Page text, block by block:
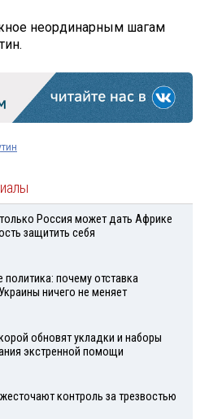
неординарным шагам
Россия может дать Африке
защитить себя
политика: почему отставка
ничего не меняет
обновят укладки и наборы
экстренной помощи
контроль за трезвостью